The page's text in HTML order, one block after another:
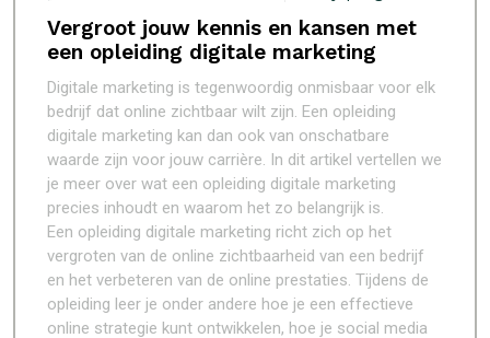
Vergroot jouw kennis en kansen met
een opleiding digitale marketing
Digitale marketing is tegenwoordig onmisbaar voor elk
bedrijf dat online zichtbaar wilt zijn. Een opleiding
digitale marketing kan dan ook van onschatbare
waarde zijn voor jouw carrière. In dit artikel vertellen we
je meer over wat een opleiding digitale marketing
precies inhoudt en waarom het zo belangrijk is.
Een opleiding digitale marketing richt zich op het
vergroten van de online zichtbaarheid van een bedrijf
en het verbeteren van de online prestaties. Tijdens de
opleiding leer je onder andere hoe je een effectieve
online strategie kunt ontwikkelen, hoe je social media